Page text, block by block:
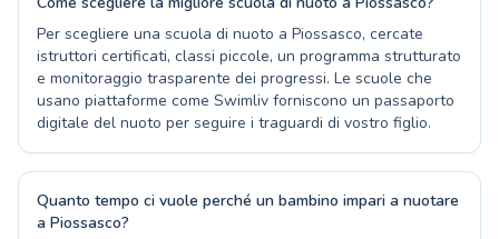
Per scegliere una scuola di nuoto a Piossasco, cercate
istruttori certificati, classi piccole, un programma strutturato
e monitoraggio trasparente dei progressi. Le scuole che
usano piattaforme come Swimliv forniscono un passaporto
digitale del nuoto per seguire i traguardi di vostro figlio.
Quanto tempo ci vuole perché un bambino impari a nuotare
a Piossasco?